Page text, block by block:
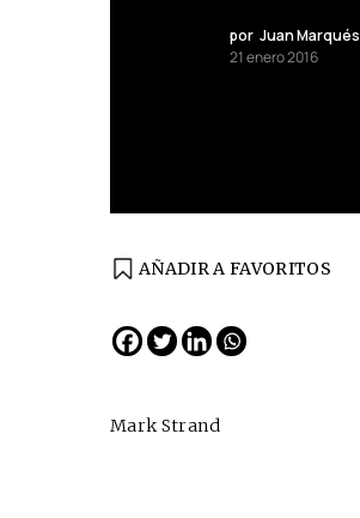
por Juan Marqués
21 enero 2016
AÑADIR A FAVORITOS
Mark Strand